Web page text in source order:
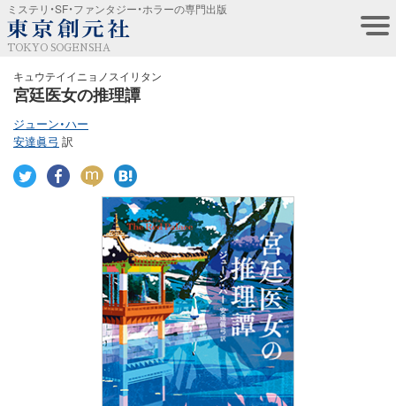
ミステリ・SF・ファンタジー・ホラーの専門出版
TOKYO SOGENSHA
キュウテイイニョノスイリタン
宮廷医女の推理譚
ジューン・ハー
安達眞弓 訳